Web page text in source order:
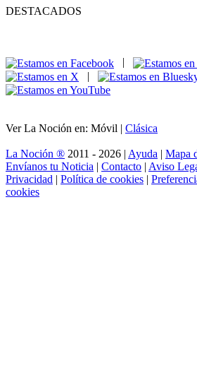
DESTACADOS
|
Ver La Noción en: Móvil | Clásica
La Noción ® 2011 - 2026 | Ayuda | Mapa
Envíanos tu Noticia | Contacto | Aviso
Privacidad | Política de cookies |
cookies